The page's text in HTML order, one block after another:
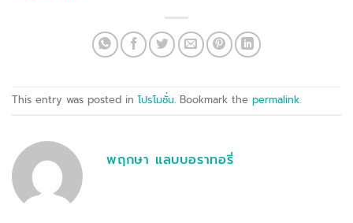
This entry was posted in โปรโมชั่น. Bookmark the permalink.
พฤกษา แลบบอราทอรี่